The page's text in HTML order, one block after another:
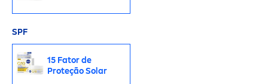
SPF
15 Fator de
Proteção Solar